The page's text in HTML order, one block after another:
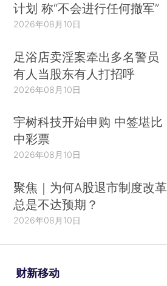
计划 称“不会进行任何撤军”
2026年08月10日
足浴店卖淫案牵出多名警员
有人当股东有人打招呼
2026年08月10日
宇树科技开始申购 中签堪比
中彩票
2026年08月10日
聚焦｜为何A股退市制度改革
总是不达预期？
2026年08月10日
财新移动